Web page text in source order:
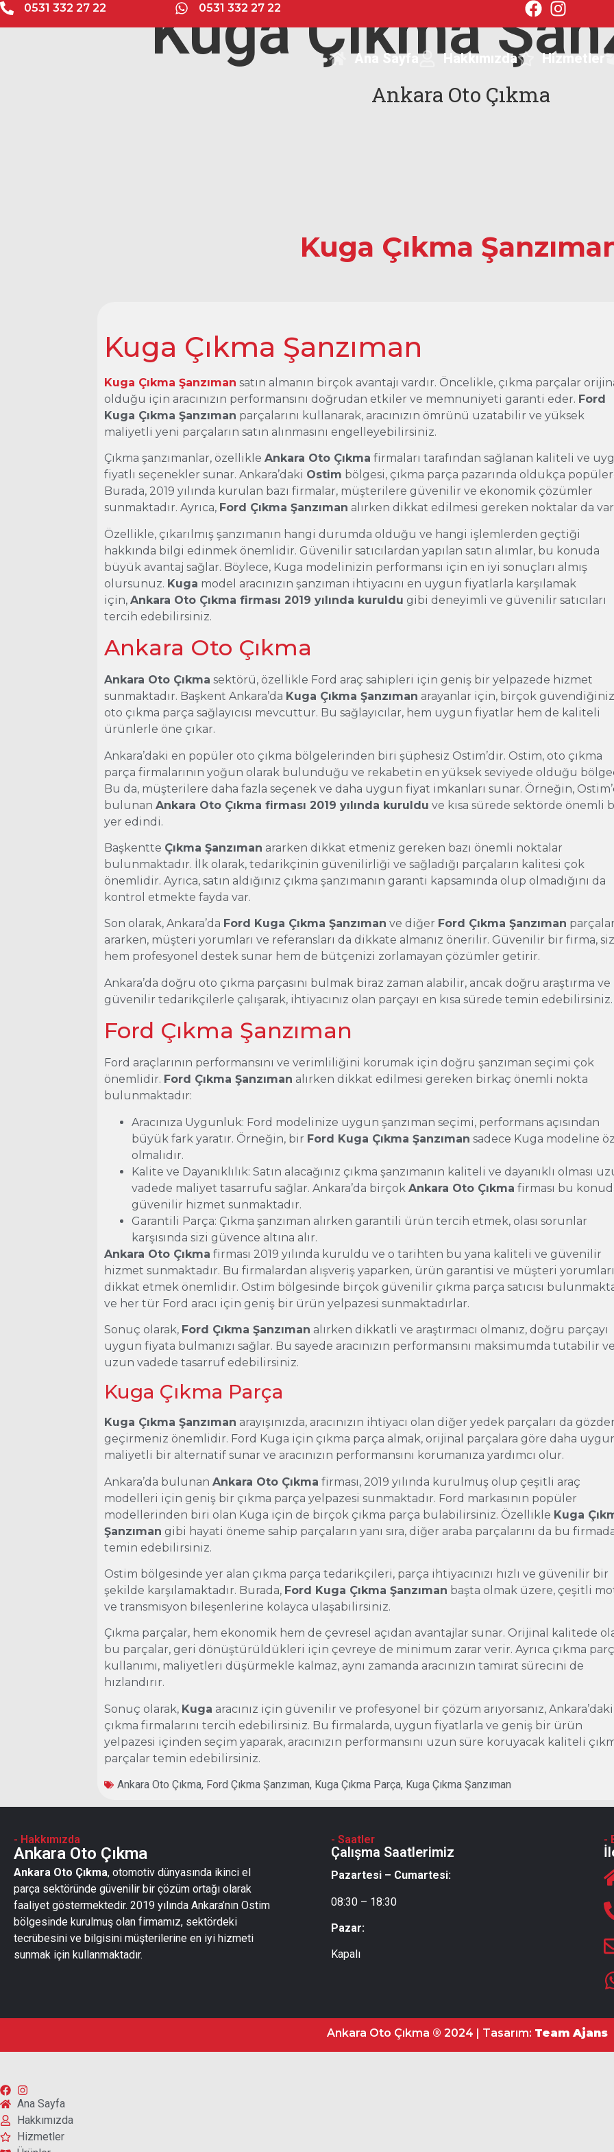
0531 332 27 22 0531 332 27 22
Ana Sayfa Hakkımızda Hizmetler
Kuga Çıkma
Ankara Oto Çıkma
Kuga Çıkma
Kuga Çıkma Şanzıman
Kuga Çıkma Şanzıman satın almanın birçok avantajı vardır. Öncelikle, çıkma parçalar
olduğu için aracınızın performansını doğrudan etkiler ve memnuniyeti garanti eder. Ford
Kuga Çıkma Şanzıman parçalarını kullanarak, aracınızın ömrünü uzatabilir ve yüksek
maliyetli yeni parçaların satın alınmasını engelleyebilirsiniz.
Çıkma şanzımanlar, özellikleAnkara Oto Çıkma firmaları tarafından sağlanan kaliteli ve
fiyatlı seçenekler sunar. Ankara’daki Ostim bölgesi, çıkma parça pazarında oldukça
Burada, 2019 yılında kurulan bazı firmalar, müşterilere güvenilir ve ekonomik çözümler
sunmaktadır. Ayrıca, Ford Çıkma Şanzıman alırken dikkat edilmesi gereken noktalar da
Özellikle, çıkarılmış şanzımanın hangi durumda olduğu ve hangi işlemlerden geçtiği
hakkında bilgi edinmek önemlidir. Güvenilir satıcılardan yapılan satın alımlar, bu konuda
büyük avantaj sağlar. Böylece, Kuga modelinizin performansı için en iyi sonuçları almış
olursunuz. Kuga model aracınızın şanzıman ihtiyacını en uygun fiyatlarla karşılamak
için,Ankara Oto Çıkma firması 2019 yılında kuruldu gibi deneyimli ve güvenilir satıcıları
tercih edebilirsiniz.
Ankara Oto Çıkma
Ankara Oto Çıkma sektörü, özellikle Ford araç sahipleri için geniş bir yelpazede hizmet
sunmaktadır. Başkent Ankara’da Kuga Çıkma Şanzıman arayanlar için, birçok güvendiğiniz
oto çıkma parça sağlayıcısı mevcuttur. Bu sağlayıcılar, hem uygun fiyatlar hem de kaliteli
ürünlerle öne çıkar.
Ankara’daki en popüler oto çıkma bölgelerinden biri şüphesiz Ostim’dir. Ostim, oto çıkma
parça firmalarının yoğun olarak bulunduğu ve rekabetin en yüksek seviyede olduğu
Bu da, müşterilere daha fazla seçenek ve daha uygun fiyat imkanları sunar. Örneğin,
bulunanAnkara Oto Çıkma firması 2019 yılında kuruldu ve kısa sürede sektörde önemli
yer edindi.
Başkentte Çıkma Şanzıman ararken dikkat etmeniz gereken bazı önemli noktalar
bulunmaktadır. İlk olarak, tedarikçinin güvenilirliği ve sağladığı parçaların kalitesi çok
önemlidir. Ayrıca, satın aldığınız çıkma şanzımanın garanti kapsamında olup olmadığını da
kontrol etmekte fayda var.
Son olarak, Ankara’da Ford Kuga Çıkma Şanzıman ve diğer Ford Çıkma Şanzıman
ararken, müşteri yorumları ve referansları da dikkate almanız önerilir. Güvenilir bir firma,
hem profesyonel destek sunar hem de bütçenizi zorlamayan çözümler getirir.
Ankara’da doğru oto çıkma parçasını bulmak biraz zaman alabilir, ancak doğru araştırma ve
güvenilir tedarikçilerle çalışarak, ihtiyacınız olan parçayı en kısa sürede temin edebilirsiniz.
Ford Çıkma Şanzıman
Ford araçlarının performansını ve verimliliğini korumak için doğru şanzıman seçimi çok
önemlidir. Ford Çıkma Şanzıman alırken dikkat edilmesi gereken birkaç önemli nokta
bulunmaktadır:
Aracınıza Uygunluk: Ford modelinize uygun şanzıman seçimi, performans açısından
büyük fark yaratır. Örneğin, bir Ford Kuga Çıkma Şanzıman sadece Kuga modeline
olmalıdır.
Kalite ve Dayanıklılık: Satın alacağınız çıkma şanzımanın kaliteli ve dayanıklı olması
vadede maliyet tasarrufu sağlar. Ankara’da birçokAnkara Oto Çıkma firması bu
güvenilir hizmet sunmaktadır.
Garantili Parça: Çıkma şanzıman alırken garantili ürün tercih etmek, olası sorunlar
karşısında sizi güvence altına alır.
Ankara Oto Çıkma firması 2019 yılında kuruldu ve o tarihten bu yana kaliteli ve güvenilir
hizmet sunmaktadır. Bu firmalardan alışveriş yaparken, ürün garantisi ve müşteri
dikkat etmek önemlidir. Ostim bölgesinde birçok güvenilir çıkma parça satıcısı
ve her tür Ford aracı için geniş bir ürün yelpazesi sunmaktadırlar.
Sonuç olarak, Ford Çıkma Şanzıman alırken dikkatli ve araştırmacı olmanız, doğru parçayı
uygun fiyata bulmanızı sağlar. Bu sayede aracınızın performansını maksimumda tutabilir ve
uzun vadede tasarruf edebilirsiniz.
Kuga Çıkma Parça
Kuga Çıkma Şanzıman arayışınızda, aracınızın ihtiyacı olan diğer yedek parçaları da
geçirmeniz önemlidir. Ford Kuga için çıkma parça almak, orijinal parçalara göre daha
maliyetli bir alternatif sunar ve aracınızın performansını korumanıza yardımcı olur.
Ankara’da bulunanAnkara Oto Çıkma firması, 2019 yılında kurulmuş olup çeşitli araç
modelleri için geniş bir çıkma parça yelpazesi sunmaktadır. Ford markasının popüler
modellerinden biri olan Kuga için de birçok çıkma parça bulabilirsiniz. Özellikle Kuga
Şanzıman gibi hayati öneme sahip parçaların yanı sıra, diğer araba parçalarını da bu
temin edebilirsiniz.
Ostim bölgesinde yer alan çıkma parça tedarikçileri, parça ihtiyacınızı hızlı ve güvenilir bir
şekilde karşılamaktadır. Burada, Ford Kuga Çıkma Şanzıman başta olmak üzere, çeşitli
ve transmisyon bileşenlerine kolayca ulaşabilirsiniz.
Çıkma parçalar, hem ekonomik hem de çevresel açıdan avantajlar sunar. Orijinal kalitede
bu parçalar, geri dönüştürüldükleri için çevreye de minimum zarar verir. Ayrıca çıkma
kullanımı, maliyetleri düşürmekle kalmaz, aynı zamanda aracınızın tamirat sürecini de
hızlandırır.
Sonuç olarak, Kuga aracınız için güvenilir ve profesyonel bir çözüm arıyorsanız,
çıkma firmalarını tercih edebilirsiniz. Bu firmalarda, uygun fiyatlarla ve geniş bir ürün
yelpazesi içinden seçim yaparak, aracınızın performansını uzun süre koruyacak kaliteli
parçalar temin edebilirsiniz.
Ankara Oto Çıkma, Ford Çıkma Şanzıman, Kuga Çıkma Parça, Kuga Çıkma Şanzıman
- Hakkımızda
Ankara Oto Çıkma
Ankara Oto Çıkma, otomotiv dünyasında ikinci el
parça sektöründe güvenilir bir çözüm ortağı olarak
faaliyet göstermektedir. 2019 yılında Ankara’nın Ostim
bölgesinde kurulmuş olan firmamız, sektördeki
tecrübesini ve bilgisini müşterilerine en iyi hizmeti
sunmak için kullanmaktadır.
- Saatler
Çalışma Saatlerimiz
Pazartesi – Cumartesi:
08:30 – 18:30
Pazar:
Kapalı
-
Ankara Oto Çıkma ® 2024 | Tasarım: Team Ajans
Ana Sayfa
Hakkımızda
Hizmetler